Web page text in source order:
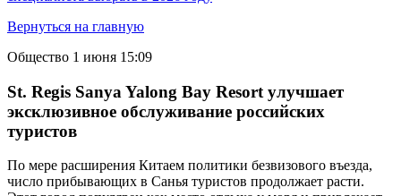
Вернуться на главную
Общество 1 июня 15:09
St. Regis Sanya Yalong Bay Resort улучшает
эксклюзивное обслуживание российских
туристов
По мере расширения Китаем политики безвизового въезда,
число прибывающих в Санья туристов продолжает расти.